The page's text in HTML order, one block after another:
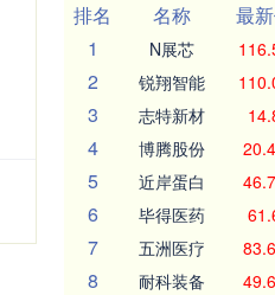
排名
名称 最
1
N展芯
2 锐翔智能
3 志特新材
4 博腾股份
5 近岸蛋白
6 毕得医药
7 五洲医疗
8 耐科装备